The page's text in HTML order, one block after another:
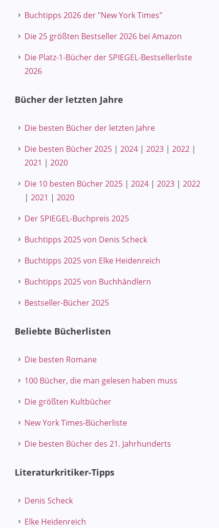
Buchtipps 2026 der "New York Times"
Die 25 größten Bestseller 2026 bei Amazon
Die Platz-1-Bücher der SPIEGEL-Bestsellerliste
2026
Bücher der letzten Jahre
Die besten Bücher der letzten Jahre
Die besten Bücher 2025 | 2024 | 2023 | 2022 |
2021 | 2020
Die 10 besten Bücher 2025 | 2024 | 2023 | 2022
| 2021 | 2020
Der SPIEGEL-Buchpreis 2025
Buchtipps 2025 von Denis Scheck
Buchtipps 2025 von Elke Heidenreich
Buchtipps 2025 von Buchhändlern
Bestseller-Bücher 2025
Beliebte Bücherlisten
Die besten Romane
100 Bücher, die man gelesen haben muss
Die größten Kultbücher
New York Times-Bücherliste
Die besten Bücher des 21. Jahrhunderts
Literaturkritiker-Tipps
Denis Scheck
Elke Heidenreich